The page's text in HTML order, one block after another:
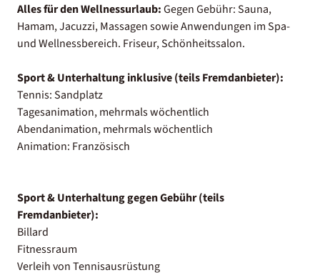
Alles für den Wellnessurlaub:Gegen Gebühr: Sauna,
Hamam, Jacuzzi, Massagen sowie Anwendungen im Spa-
und Wellnessbereich. Friseur, Schönheitssalon.
Sport & Unterhaltung inklusive (teils Fremdanbieter):
Tennis: Sandplatz
Tagesanimation, mehrmals wöchentlich
Abendanimation, mehrmals wöchentlich
Animation: Französisch
Sport & Unterhaltung gegen Gebühr (teils
Fremdanbieter):
Billard
Fitnessraum
Verleih von Tennisausrüstung